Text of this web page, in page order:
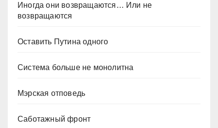
Иногда они возвращаются… Или не
возвращаются
Оставить Путина одного
Система больше не монолитна
Мэрская отповедь
Саботажный фронт